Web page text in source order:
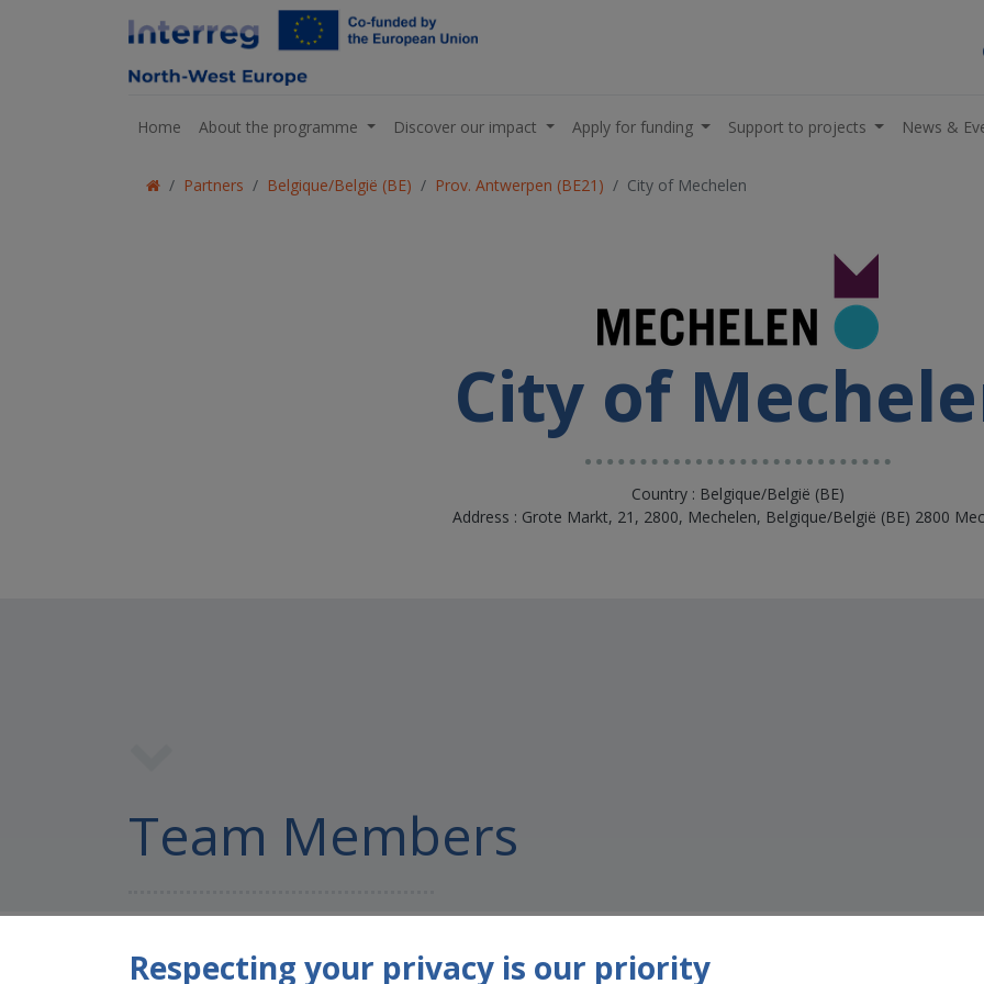
Home About the programme Discover our impact Apply for funding Support to projects News &
Partners Belgique/België (BE) Prov. Antwerpen (BE21) City of Mechelen
City of
Country : Belgique/België (BE)
Address : Grote Markt, 21, 2800, Mechelen, Belgique/België (BE) 2800
Team Members
Respecting your privacy is our priority